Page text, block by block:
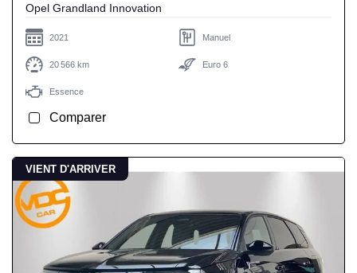
Opel Grandland Innovation
2021 Manuel
20 566 km Euro 6
Essence
Comparer
VIENT D'ARRIVER